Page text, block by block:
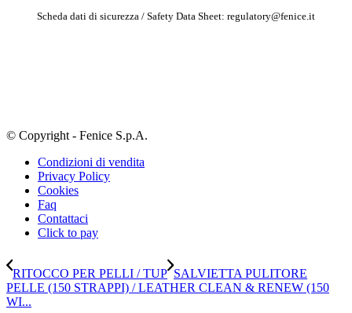
Scheda dati di sicurezza / Safety Data Sheet: regulatory@fenice.it
© Copyright - Fenice S.p.A.
Condizioni di vendita
Privacy Policy
Cookies
Faq
Contattaci
Click to pay
RITOCCO PER PELLI / TUP SALVIETTA PULITORE
PELLE (150 STRAPPI) / LEATHER CLEAN & RENEW (150
WI...